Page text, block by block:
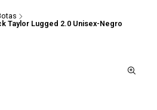
Taylor Lugged 2.0 Unisex-Negro